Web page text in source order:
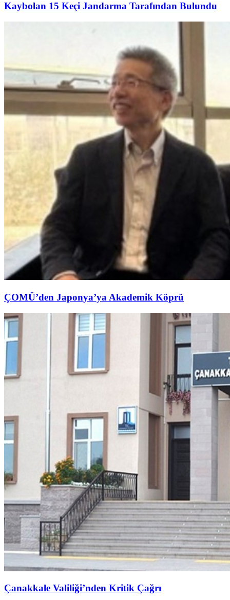
Kaybolan 15 Keçi Jandarma Tarafından Bulundu
ÇOMÜ’den Japonya’ya Akademik Köprü
Çanakkale Valiliği’nden Kritik Çağrı